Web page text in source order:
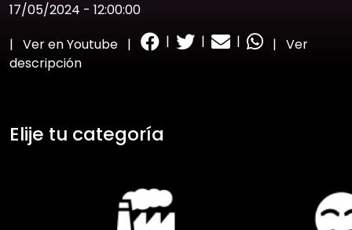
17/05/2024 - 12:00:00
| Ver en Youtube | | | | | Ver
descripción
Elije tu categoría